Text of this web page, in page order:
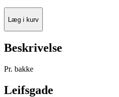
Læg i kurv
Beskrivelse
Pr. bakke
Leifsgade